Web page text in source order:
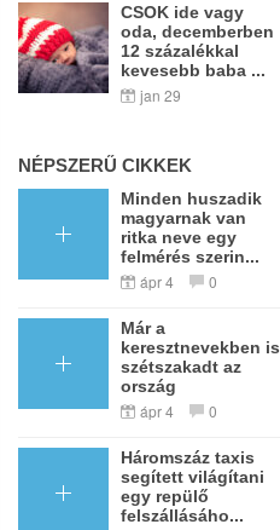
CSOK ide vagy
oda, decemberben
12 százalékkal
kevesebb baba ...
jan 29
NÉPSZERŰ CIKKEK
Minden huszadik
magyarnak van
ritka neve egy
felmérés szerin...
ápr 4 0
Már a
keresztnevekben is
szétszakadt az
ország
ápr 4 0
Háromszáz taxis
segített világítani
egy repülő
felszállásáho...